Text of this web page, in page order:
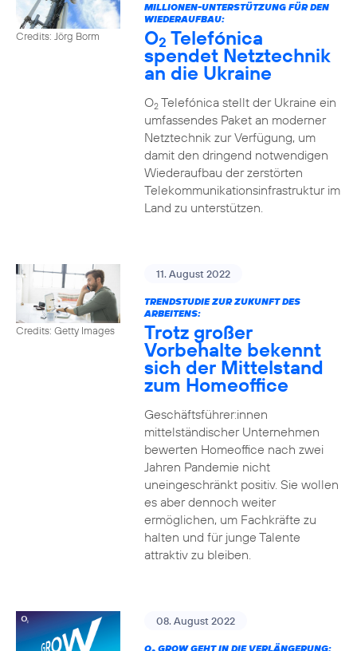
Credits: Jörg Borm
MILLIONEN-UNTERSTÜTZUNG FÜR DEN
WIEDERAUFBAU:
O2 Telefónica
spendet Netztechnik
an die Ukraine
O2Telefónica stellt der Ukraine ein
umfassendes Paket an moderner
Netztechnik zur Verfügung, um
damit den dringend notwendigen
Wiederaufbau der zerstörten
Telekommunikationsinfrastruktur im
Land zu unterstützen.
Credits: Getty Images
11. August 2022
TRENDSTUDIE ZUR ZUKUNFT DES
ARBEITENS:
Trotz großer
Vorbehalte bekennt
sich der Mittelstand
zum Homeoffice
Geschäftsführer:innen
mittelständischer Unternehmen
bewerten Homeoffice nach zwei
Jahren Pandemie nicht
uneingeschränkt positiv. Sie wollen
es aber dennoch weiter
ermöglichen, um Fachkräfte zu
halten und für junge Talente
attraktiv zu bleiben.
08. August 2022
O GROW GEHT IN DIE VERLÄNGERUNG: